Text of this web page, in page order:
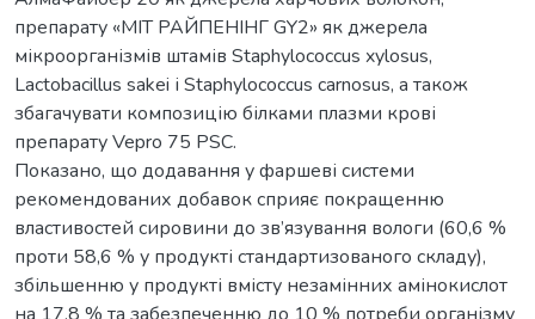
препарату «МІТ РАЙПЕНІНГ GY2» як джерела
мікроорганізмів штамів Staphylococcus xylosus,
Lactobacillus sakei і Staphylococcus carnosus, а також
збагачувати композицію білками плазми крові
препарату Vepro 75 PSC.
Показано, що додавання у фаршеві системи
рекомендованих добавок сприяє покращенню
властивостей сировини до зв’язування вологи (60,6 %
проти 58,6 % у продукті стандартизованого складу),
збільшенню у продукті вмісту незамінних амінокислот